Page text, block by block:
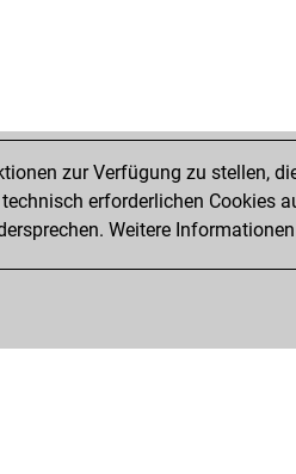
zur Verfügung zu stellen,
erforderlichen Cookies
Weitere